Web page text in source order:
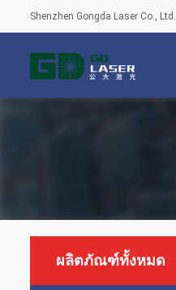
Shenzhen Gongda Laser Co., Ltd.
ผลิตภัณฑ์ทั้งหมด